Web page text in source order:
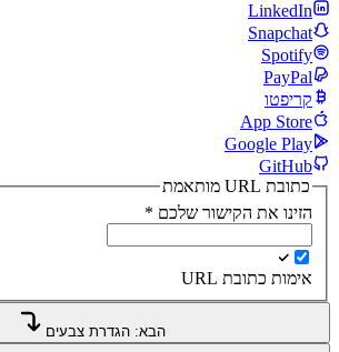
LinkedIn
Snapchat
Spotify
PayPal
קריפטו
App Store
Google Play
GitHub
כתובת URL מותאמת
הזינו את הקישור שלכם *
אימות כתובת URL
הבא: הגדרת צבעים